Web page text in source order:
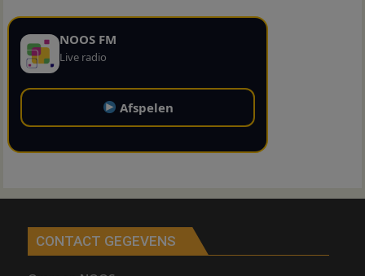
NOOS FM
Live radio
Afspelen
CONTACT GEGEVENS